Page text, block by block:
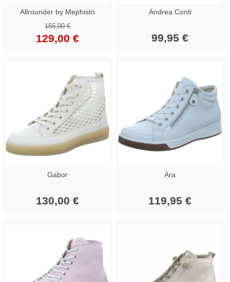
Allrounder by Mephisto
155,00 €
129,00 €
Andrea Conti
99,95 €
Gabor
130,00 €
Ara
119,95 €